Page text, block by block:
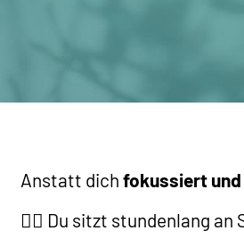
Anstatt dich fokussiert
😮‍💨 Du sitzt stundenlang